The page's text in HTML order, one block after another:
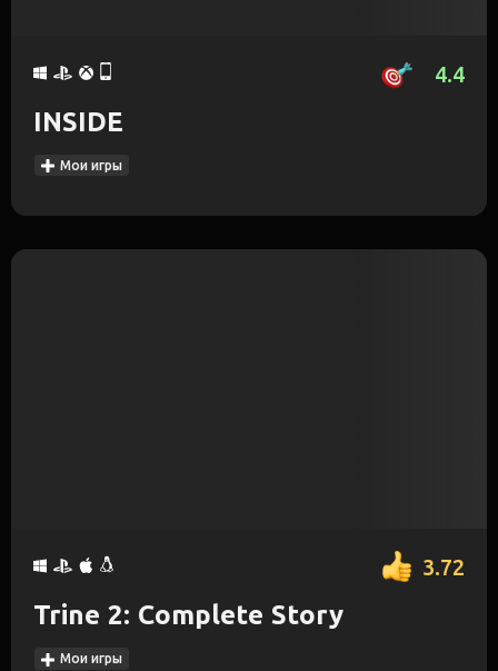
4.4
INSIDE
Мои игры
3.72
Trine 2: Complete Story
Мои игры